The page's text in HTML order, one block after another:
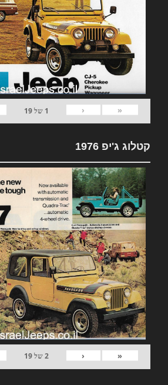
«
‹
1 של19
קטלוג ג'יפ 1976
«
‹
2של19